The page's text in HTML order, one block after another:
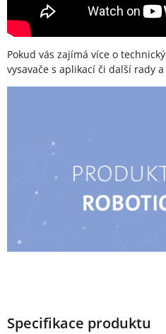
Pokud vás zajímá více o
vysavače s aplikací či další rady
Specifikace produktu